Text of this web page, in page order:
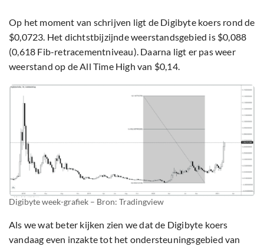
Op het moment van schrijven ligt de Digibyte koers rond de
$0,0723. Het dichtstbijzijnde weerstandsgebied is $0,088
(0,618 Fib-retracementniveau). Daarna ligt er pas weer
weerstand op de All Time High van $0,14.
Digibyte week-grafiek – Bron: Tradingview
Als we wat beter kijken zien we dat de Digibyte koers
vandaag even inzakte tot het ondersteuningsgebied van